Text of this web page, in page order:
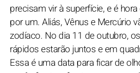
precisam vir à superfície, e é
por um. Aliás, Vênus e Mercúrio
zodíaco. No dia 11 de outubro,
rápidos estarão juntos e em
Essa é uma data para ficar de